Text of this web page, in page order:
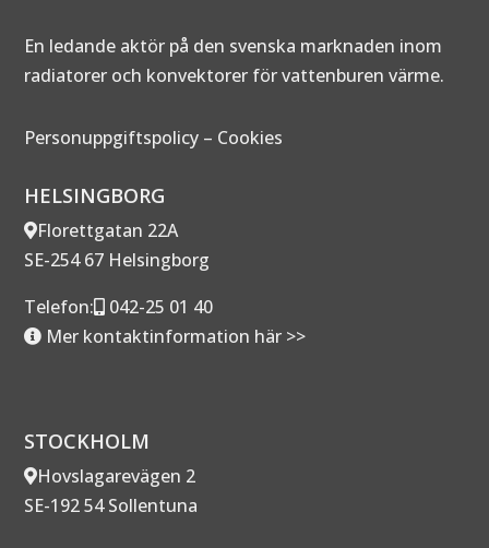
En ledande aktör på den svenska marknaden inom
radiatorer och konvektorer för vattenburen värme.
Personuppgiftspolicy – Cookies
HELSINGBORG
Florettgatan 22A
SE-254 67 Helsingborg
Telefon:
042-25 01 40
Mer kontaktinformation här >>
STOCKHOLM
Hovslagarevägen 2
SE-192 54 Sollentuna